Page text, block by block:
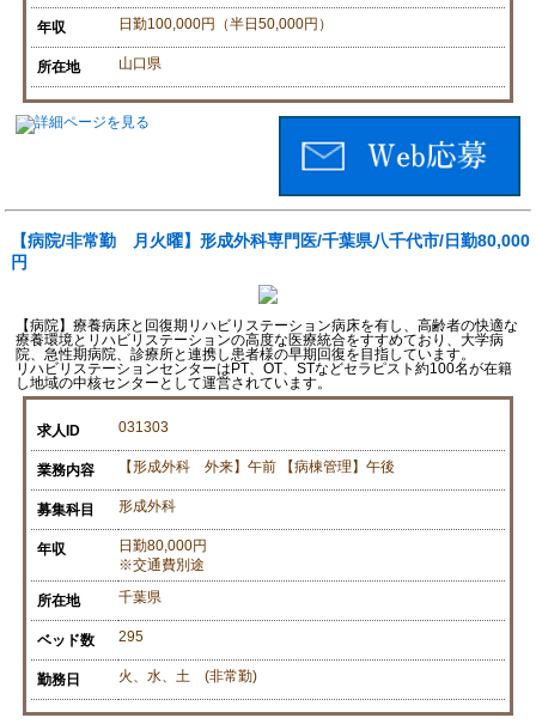
年収 日勤100,000円（半日50,000円）
所在地 山口県
【病院/非常勤 月火曜】形成外科専門医/千葉県八千代市/日勤80,000
円
【病院】療養病床と回復期リハビリステーション病床を有し、高齢者の快適な
療養環境とリハビリステーションの高度な医療統合をすすめており、大学病
院、急性期病院、診療所と連携し患者様の早期回復を目指しています。
リハビリステーションセンターはPT、OT、STなどセラピスト約100名が在籍
し地域の中核センターとして運営されています。
求人ID 031303
業務内容 【形成外科 外来】午前 【病棟管理】午後
募集科目 形成外科
年収
日勤80,000円
※交通費別途
所在地 千葉県
ベッド数 295
勤務日 火、水、土 (非常勤)